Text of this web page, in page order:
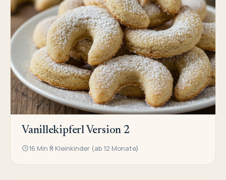
Vanillekipferl Version 2
16 Min Kleinkinder (ab 12 Monate)